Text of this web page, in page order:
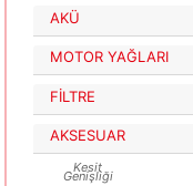
AKÜ
MOTOR YAĞLARI
FİLTRE
AKSESUAR
Kesit
Genişliği